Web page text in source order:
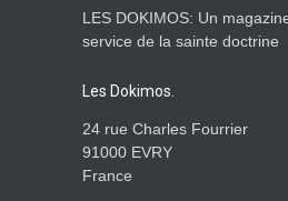
Avant la
LES DOKIMOS: Un
service de la sainte doctrine
Les Dokimos.
24 rue Charles Fourrier
91000 EVRY
France